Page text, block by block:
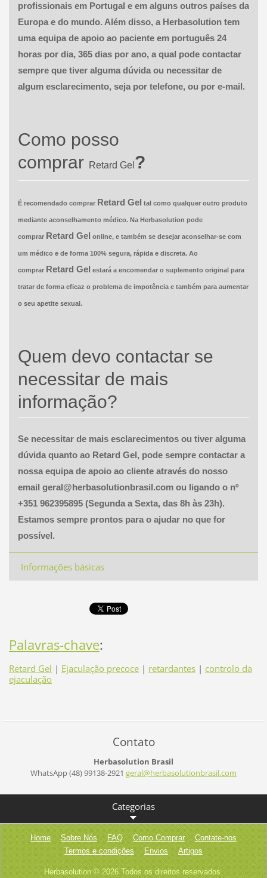
profissionais em Portugal e em alguns outros países da
Europa e do mundo. Além disso, a Herbasolution tem
uma equipa de apoio ao paciente em português 24
horas por dia, 365 dias por ano, a qual pode contactar
sempre que tiver alguma dúvida ou necessitar de
algum esclarecimento, seja por telefone, ou por e-mail.
Como posso
comprar Retard Gel ?
É recomendado comprar Retard Gel tal como qualquer outro produto
mediante aconselhamento médico. Na Herbasolution pode
comprar Retard Gel online, e também se desejar aconselhar-se com
um médico e de forma 100% segura, rápida e discreta. Ao
comprar Retard Gel estará a encomendar o suplemento original para
tratar de forma eficaz o problema de impotência e também para aumentar
o seu apetite sexual.
Quem devo contactar se
necessitar de mais
informação?
Se necessitar de mais esclarecimentos ou tiver alguma
dúvida quanto ao Retard Gel, pode sempre contactar a
nossa equipa de apoio ao cliente através do nosso
email geral@herbasolutionbrasil.com ou ligando o nº
+351 962395895 (Segunda a Sexta, das 8h às 23h).
Estamos sempre prontos para o ajudar no que for
possível.
Informações básicas
Palavras-chave:
Retard Gel | Ejaculação precoce | retardantes | controlo da
ejaculação
Contato
Herbasolution Brasil
WhatsApp (48) 99138-2921 geral@herbasolutionbrasil.com
Categorias
Home Sobre Nós FAQ Como Comprar
Contate-nos
Termos e condições
Envios Artigos
Herbasolution © 2026 Todos os direitos reservados.